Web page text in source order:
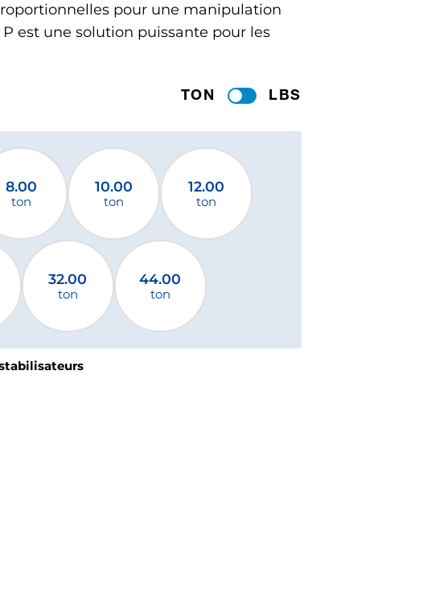
pour une manipulation
est une solution puissante pour les
TON LBS
8.00
ton
10.00
ton
12.00
ton
32.00
ton
44.00
ton